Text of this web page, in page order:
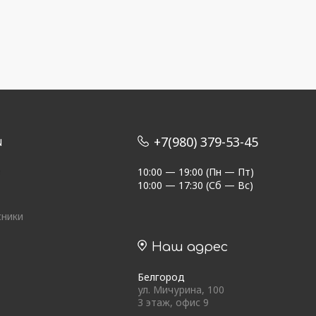
+7(980) 379-53-45
10:00 — 19:00 (Пн — Пт)
10:00 — 17:30 (Сб — Вс)
Наш адрес
Белгород
ул. Мичурина, 100
3 этаж, офис 9